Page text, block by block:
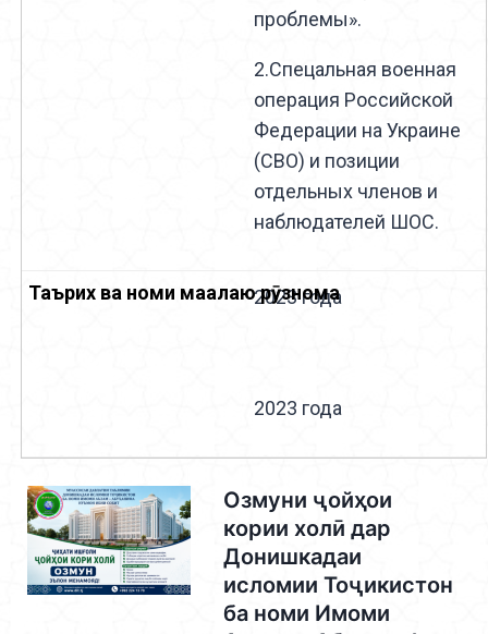
проблемы».
2.Спецальная военная
операция Российской
Федерации на Украине
(СВО) и позиции
отдельных членов и
наблюдателей ШОС.
2023 года
2023 года
Озмуни ҷойҳои
кории холӣ дар
Донишкадаи
исломии Тоҷикистон
ба номи Имоми